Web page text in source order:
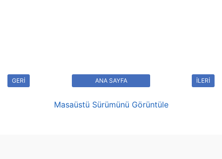
GERİ İLERİ
ANA SAYFA
Masaüstü Sürümünü Görüntüle